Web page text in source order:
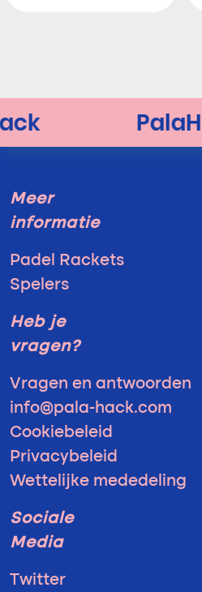
Meer
informatie
Padel Rackets
Spelers
Heb je
vragen?
Vragen en antwoorden
info@pala-hack.com
Cookiebeleid
Privacybeleid
Wettelijke mededeling
Sociale
Media
Twitter